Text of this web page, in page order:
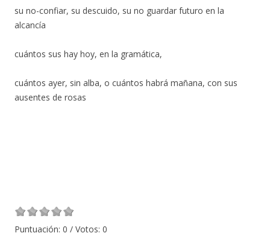
su no-confiar, su descuido, su no guardar futuro en la
alcancía
cuántos sus hay hoy, en la gramática,
cuántos ayer, sin alba, o cuántos habrá mañana, con sus
ausentes de rosas
Puntuación: 0 / Votos: 0